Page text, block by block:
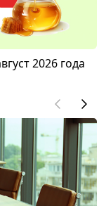
2026 года